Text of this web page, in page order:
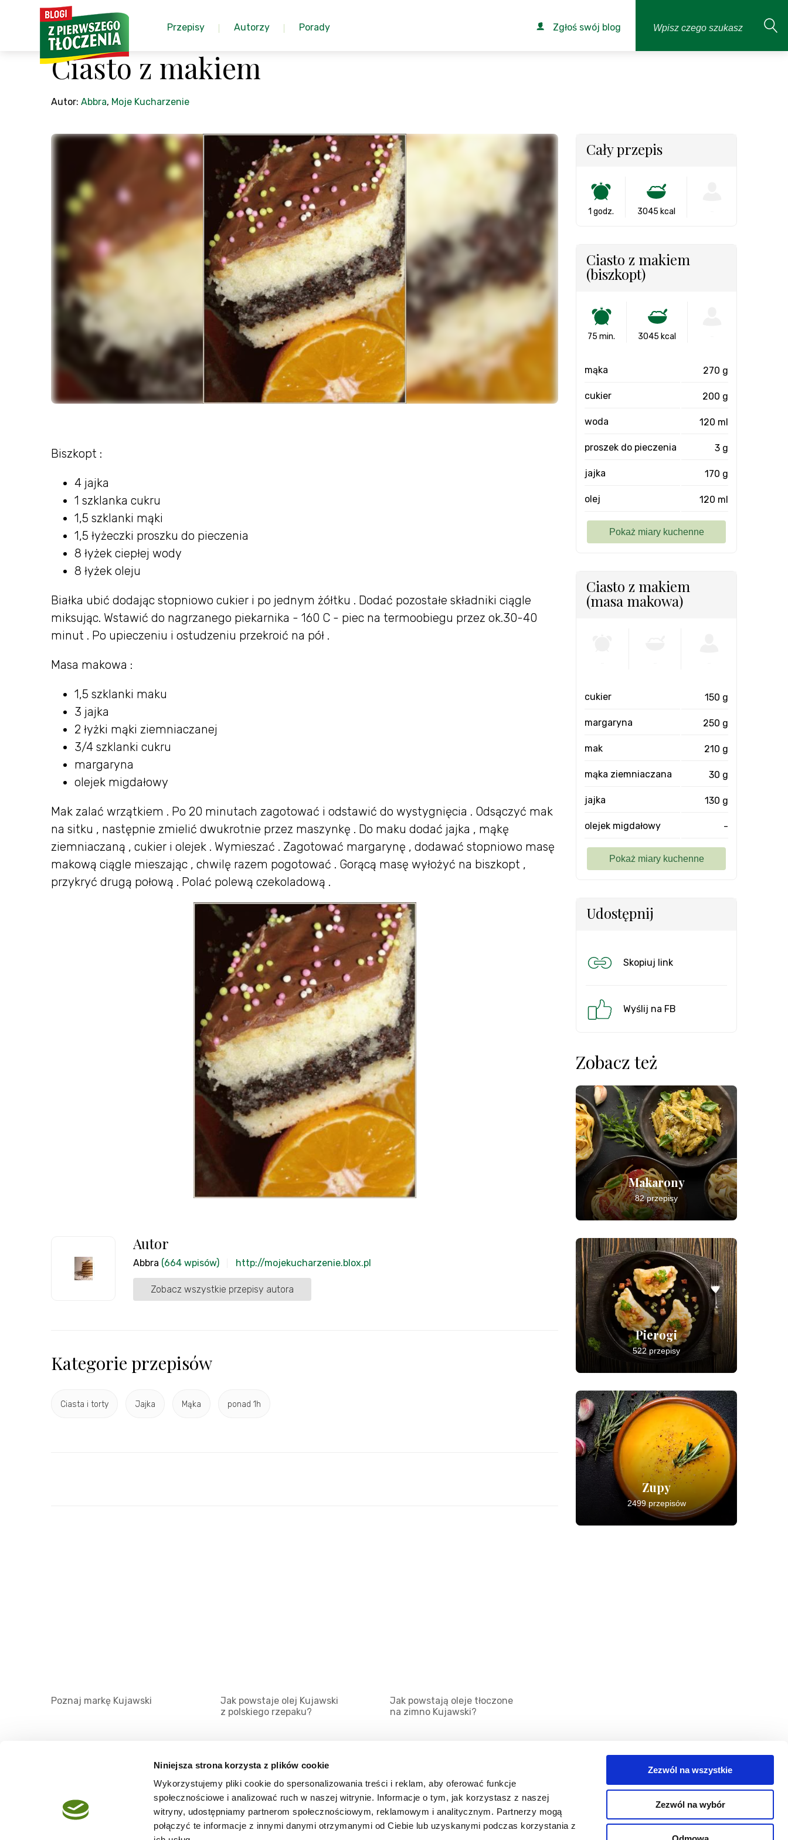
Niniejsza strona korzysta z plików cookie
Wykorzystujemy pliki cookie do spersonalizowania treści i reklam, aby oferować funkcje
społecznościowe i analizować ruch w naszej witrynie. Informacje o tym, jak korzystasz z naszej
witryny, udostępniamy partnerom społecznościowym, reklamowym i analitycznym. Partnerzy mogą
połączyć te informacje z innymi danymi otrzymanymi od Ciebie lub uzyskanymi podczas korzystania z
Zezwól na wszystkie
Zezwól na wybór
Przepisy Autorzy Porady Zgłoś swój blog
Ciasto z makiem
Autor: Abbra, Moje Kucharzenie
Biszkopt :
4 jajka
1 szklanka cukru
1,5 szklanki mąki
1,5 łyżeczki proszku do pieczenia
8 łyżek ciepłej wody
8 łyżek oleju
Białka ubić dodając stopniowo cukier i po jednym żółtku . Dodać pozostałe składniki ciągle
miksując. Wstawić do nagrzanego piekarnika - 160 C - piec na termoobiegu przez ok.30-40
minut . Po upieczeniu i ostudzeniu przekroić na pół .
Masa makowa :
1,5 szklanki maku
3 jajka
2 łyżki mąki ziemniaczanej
3/4 szklanki cukru
margaryna
olejek migdałowy
Mak zalać wrzątkiem . Po 20 minutach zagotować i odstawić do wystygnięcia . Odsączyć mak
na sitku , następnie zmielić dwukrotnie przez maszynkę . Do maku dodać jajka , mąkę
ziemniaczaną , cukier i olejek . Wymieszać . Zagotować margarynę , dodawać stopniowo masę
makową ciągle mieszając , chwilę razem pogotować . Gorącą masę wyłożyć na biszkopt ,
przykryć drugą połową . Polać polewą czekoladową .
Autor
Abbra (664 wpisów) http://mojekucharzenie.blox.pl
Zobacz wszystkie przepisy autora
Kategorie przepisów
Ciasta i torty Jajka Mąka ponad 1h
Cały przepis
1 godz. 3045 kcal
Ciasto z makiem
(biszkopt)
75 min. 3045 kcal
mąka 270 g
cukier 200 g
woda 120 ml
proszek do pieczenia 3 g
jajka 170 g
olej 120 ml
Ciasto z makiem
(masa makowa)
cukier 150 g
margaryna 250 g
mak 210 g
mąka ziemniaczana 30 g
jajka 130 g
olejek migdałowy -
Udostępnij
Skopiuj link
Wyślij na FB
Zobacz też
Makarony
82 przepisy
Pierogi
522 przepisy
Zupy
2499 przepisów
Poznaj markę Kujawski
Jak powstaje olej Kujawski
z polskiego rzepaku?
Jak powstają oleje tłoczone
na zimno Kujawski?
Regulamin
Mapa serwisu
Kanały RSS
Porady
Kategorie
Kontakt
Zaloguj się